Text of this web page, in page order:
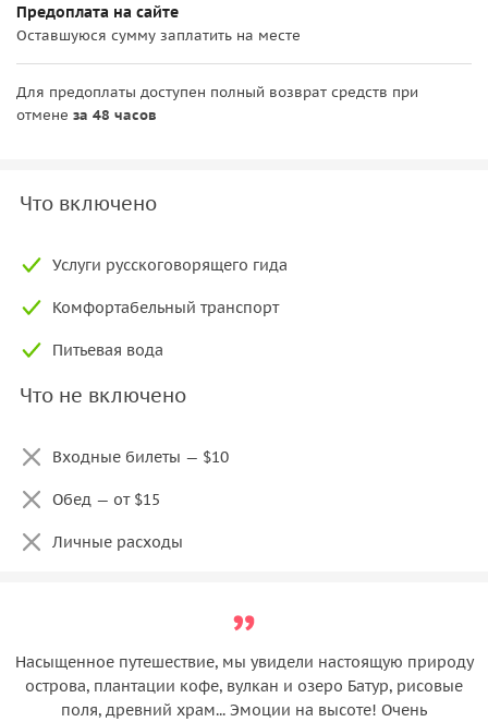
Предоплата на сайте
Оставшуюся сумму заплатить на месте
Для предоплаты доступен полный возврат средств при
отмене за 48 часов
Что включено
Услуги русскоговорящего гида
Комфортабельный транспорт
Питьевая вода
Что не включено
Входные билеты — $10
Обед — от $15
Личные расходы
Насыщенное путешествие, мы увидели настоящую природу
острова, плантации кофе, вулкан и озеро Батур, рисовые
поля, древний храм... Эмоции на высоте! Очень